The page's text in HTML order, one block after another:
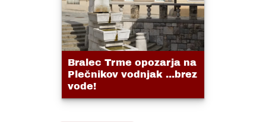
Bralec Trme opozarja na
Plečnikov vodnjak ...brez
vode!